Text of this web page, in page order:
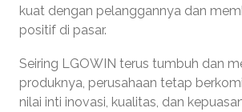
kuat dengan pelanggannya dan
positif di pasar.
Seiring LGOWIN terus tumbuh dan
produknya, perusahaan tetap
nilai inti inovasi, kualitas, dan